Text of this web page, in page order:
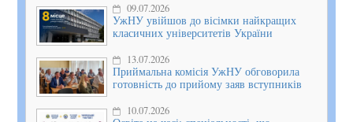
09.07.2026
УжНУ увійшов до вісімки найкращих
класичних університетів України
13.07.2026
Приймальна комісія УжНУ обговорила
готовність до прийому заяв вступників
10.07.2026